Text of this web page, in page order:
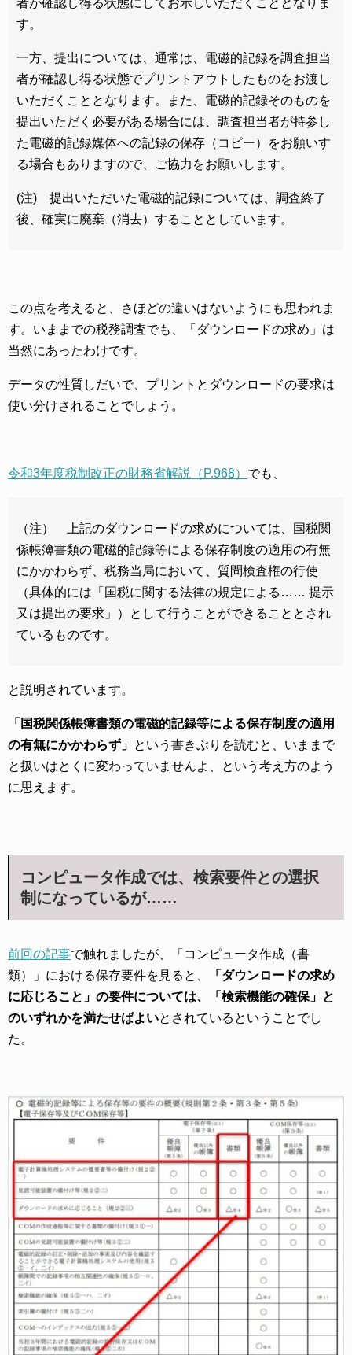
者が確認し得る状態にしてお示しいただくこととなりま
す。
一方、提出については、通常は、電磁的記録を調査担当
者が確認し得る状態でプリントアウトしたものをお渡し
いただくこととなります。また、電磁的記録そのものを
提出いただく必要がある場合には、調査担当者が持参し
た電磁的記録媒体への記録の保存（コピー）をお願いす
る場合もありますので、ご協力をお願いします。
(注) 提出いただいた電磁的記録については、調査終了
後、確実に廃棄（消去）することとしています。
この点を考えると、さほどの違いはないようにも思われま
す。いままでの税務調査でも、「ダウンロードの求め」は
当然にあったわけです。
データの性質しだいで、プリントとダウンロードの要求は
使い分けされることでしょう。
令和3年度税制改正の財務省解説（P.968） でも、
（注） 上記のダウンロードの求めについては、国税関
係帳簿書類の電磁的記録等による保存制度の適用の有無
にかかわらず、税務当局において、質問検査権の行使
（具体的には「国税に関する法律の規定による…… 提示
又は提出の要求」）として行うことができることとされ
ているものです。
と説明されています。
「国税関係帳簿書類の電磁的記録等による保存制度の適用
の有無にかかわらず」 という書きぶりを読むと、いままで
と扱いはとくに変わっていませんよ、という考え方のよう
に思えます。
コンピュータ作成では、検索要件との選択
制になっているが……
前回の記事で触れましたが、「コンピュータ作成（書
類）」における保存要件を見ると、
「ダウンロードの求め
に応じること」の要件については、「検索機能の確保」と
のいずれかを満たせばよいとされているということでし
た。